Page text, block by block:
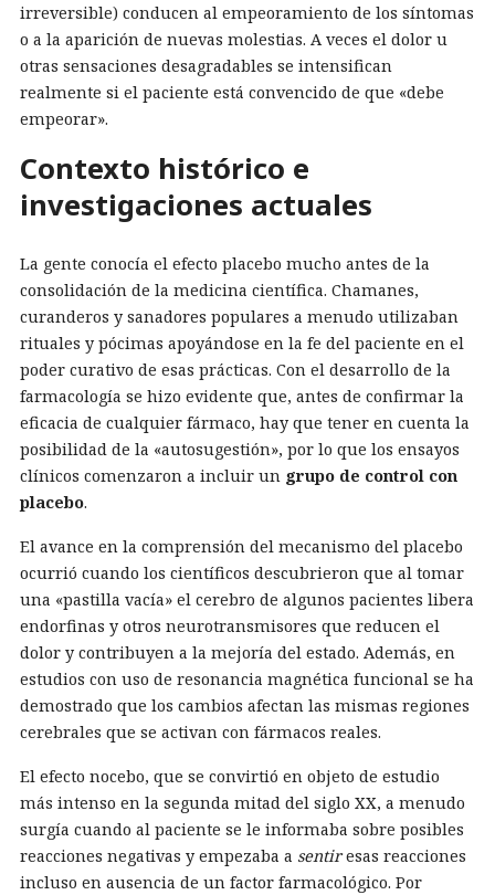
irreversible) conducen al empeoramiento de los síntomas
o a la aparición de nuevas molestias. A veces el dolor u
otras sensaciones desagradables se intensifican
realmente si el paciente está convencido de que «debe
empeorar».
Contexto histórico e
investigaciones actuales
La gente conocía el efecto placebo mucho antes de la
consolidación de la medicina científica. Chamanes,
curanderos y sanadores populares a menudo utilizaban
rituales y pócimas apoyándose en la fe del paciente en el
poder curativo de esas prácticas. Con el desarrollo de la
farmacología se hizo evidente que, antes de confirmar la
eficacia de cualquier fármaco, hay que tener en cuenta la
posibilidad de la «autosugestión», por lo que los ensayos
clínicos comenzaron a incluir un grupo de control con
placebo.
El avance en la comprensión del mecanismo del placebo
ocurrió cuando los científicos descubrieron que al tomar
una «pastilla vacía» el cerebro de algunos pacientes libera
endorfinas y otros neurotransmisores que reducen el
dolor y contribuyen a la mejoría del estado. Además, en
estudios con uso de resonancia magnética funcional se ha
demostrado que los cambios afectan las mismas regiones
cerebrales que se activan con fármacos reales.
El efecto nocebo, que se convirtió en objeto de estudio
más intenso en la segunda mitad del siglo XX, a menudo
surgía cuando al paciente se le informaba sobre posibles
reacciones negativas y empezaba a sentiresas reacciones
incluso en ausencia de un factor farmacológico. Por